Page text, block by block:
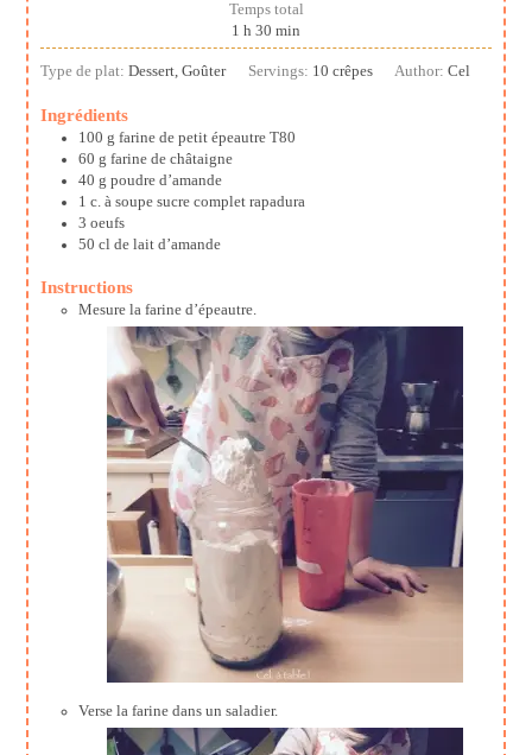
Temps total
1 heure
h 30 minutes
min
Type de plat:Dessert, Goûter Servings: 10 crêpes Author: Cel
Ingrédients
100 g farine de petit épeautre T80
60 g farine de châtaigne
40 g poudre d’amande
1 c. à soupe sucre complet rapadura
3 oeufs
50 cl de lait d’amande
Instructions
Mesure la farine d’épeautre.
Verse la farine dans un saladier.